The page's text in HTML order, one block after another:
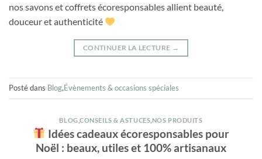
nos savons et coffrets écoresponsables allient beauté,
douceur et authenticité
CONTINUER LA LECTURE →
Posté dans Blog,Évènements & occasions spéciales
BLOG ,CONSEILS & ASTUCES NOS PRODUITS
Idées cadeaux écoresponsables pour
Noël : beaux, utiles et 100% artisanaux